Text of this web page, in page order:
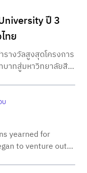
ปี 3
ทย
างวัลสูงสุดโครงการ
บาทสู่มหาวิทยาลัยสี
บ
yearned for
to venture out